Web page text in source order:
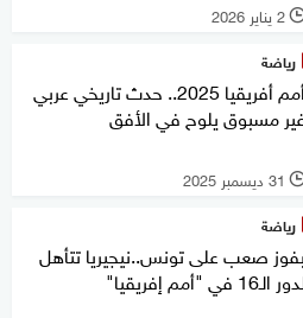
2 يناير 2026
رياضة
أمم أفريقيا 2025.. حدث تاريخي عربي
مسبوق يلوح في الأفق
31 ديسمبر 2025
رياضة
بفوز صعب على تونس..نيجيريا تتأهل
الـ16 في "أمم إفريقيا"